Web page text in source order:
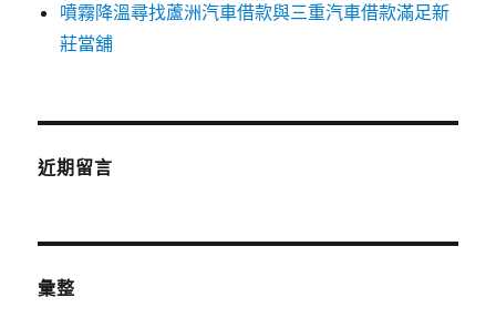
噴霧降溫尋找蘆洲汽車借款與三重汽車借款滿足新
莊當舖
近期留言
彙整